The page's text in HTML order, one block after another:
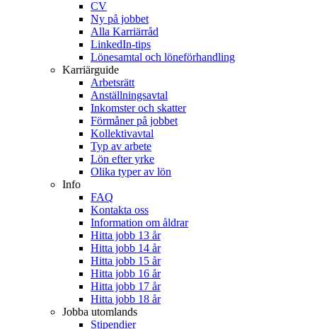
CV
Ny på jobbet
Alla Karriärråd
LinkedIn-tips
Lönesamtal och löneförhandling
Karriärguide
Arbetsrätt
Anställningsavtal
Inkomster och skatter
Förmåner på jobbet
Kollektivavtal
Typ av arbete
Lön efter yrke
Olika typer av lön
Info
FAQ
Kontakta oss
Information om åldrar
Hitta jobb 13 år
Hitta jobb 14 år
Hitta jobb 15 år
Hitta jobb 16 år
Hitta jobb 17 år
Hitta jobb 18 år
Jobba utomlands
Stipendier